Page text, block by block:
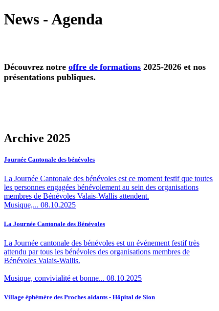
News - Agenda
Découvrez notre offre de formations 2025-2026 et nos
présentations publiques.
Archive 2025
Journée Cantonale des bénévoles
La Journée Cantonale des bénévoles est ce moment festif que toutes
les personnes engagées bénévolement au sein des organisations
membres de Bénévoles Valais-Wallis attendent.
Musique,... 08.10.2025
La Journée Cantonale des Bénévoles
La Journée cantonale des bénévoles est un événement festif très
attendu par tous les bénévoles des organisations membres de
Bénévoles Valais-Wallis.
Musique, convivialité et bonne... 08.10.2025
Village éphémère des Proches aidants - Hôpital de Sion